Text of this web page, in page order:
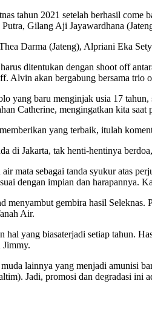
tahun 2021 setelah berhasil
Gilang Aji Jayawardhana
Darma (Jateng), Alpriani Eka
ditentukan dengan shoot off
Alvin akan bergabung bersama
yang baru menginjak usia 17
Catherine, mengingatkan kita
yang terbaik, itulah
di Jakarta, tak henti-hentinya
mata sebagai tanda syukur atas
dengan impian dan harapannya.
gembira hasil Seleknas.
Air.
hal yang biasaterjadi setiap tahun.
Jimmy.
muda lainnya yang menjadi
Jadi, promosi dan degradasi ini